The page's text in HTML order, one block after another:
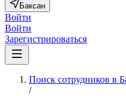
Баксан
Войти
Войти
Зарегистрироваться
Поиск сотрудников в
/